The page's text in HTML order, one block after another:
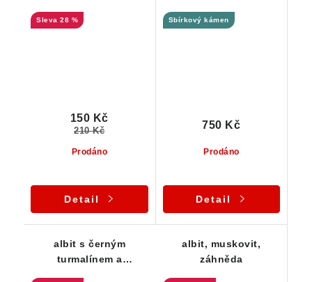
28 %
Prodáno
150 Kč
210 Kč
Detail
sběratele
Sbírkový kámen
Prodáno
750 Kč
Detail
albit s černým
turmalínem a
albit, muskovit,
záhněda